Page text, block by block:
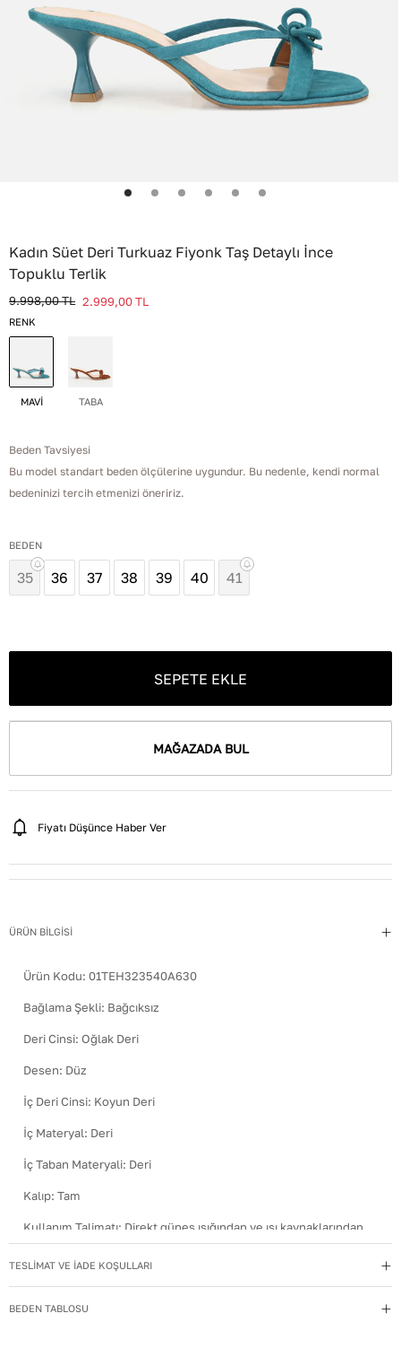
Kadın Süet Deri Turkuaz Fiyonk Taş Detaylı İnce
Topuklu Terlik
9.998,00TL 2.999,00TL
RENK
MAVİ TABA
Beden Tavsiyesi
Bu model standart beden ölçülerine uygundur. Bu nedenle, kendi normal
bedeninizi tercih etmenizi öneririz.
BEDEN
35 36 37 38 39 40 41
SEPETE EKLE
MAĞAZADA BUL
Fiyatı Düşünce Haber Ver
ÜRÜN BİLGİSİ
Ürün Kodu: 01TEH323540A630
Bağlama Şekli: Bağcıksız
Deri Cinsi: Oğlak Deri
Desen: Düz
İç Deri Cinsi: Koyun Deri
İç Materyal: Deri
İç Taban Materyali: Deri
Kalıp: Tam
Kullanım Talimatı: Direkt güneş ışığından ve ısı kaynaklarından
uzak tutun.
Hakiki Deri
Menşei:Türkiye
TESLİMAT VE İADE KOŞULLARI
BEDEN TABLOSU